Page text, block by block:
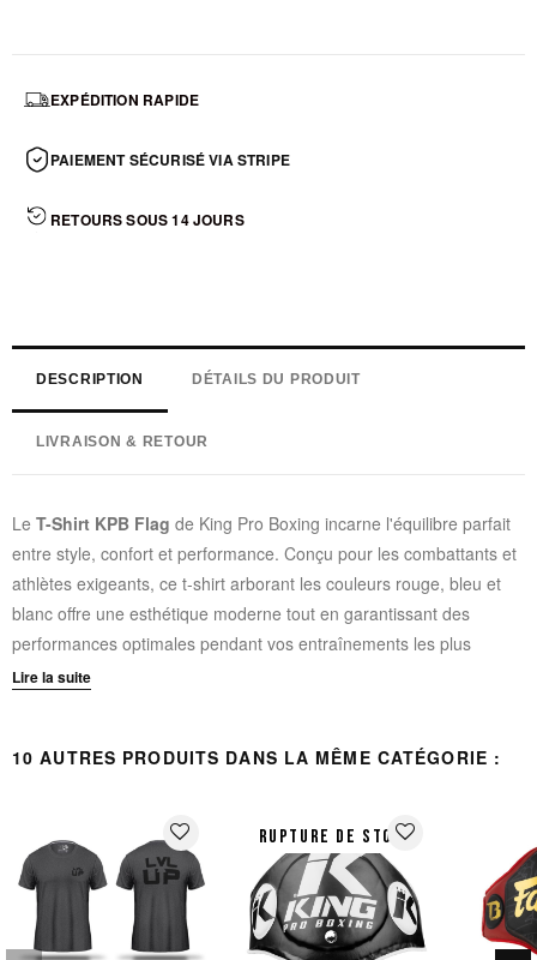
EXPÉDITION RAPIDE
PAIEMENT SÉCURISÉ VIA STRIPE
RETOURS SOUS 14 JOURS
DESCRIPTION DÉTAILS DU PRODUIT
LIVRAISON & RETOUR
Le T-Shirt KPB Flag de King Pro Boxing incarne l'équilibre parfait
entre style, confort et performance. Conçu pour les combattants et
athlètes exigeants, ce t-shirt arborant les couleurs rouge, bleu et
blanc offre une esthétique moderne tout en garantissant des
performances optimales pendant vos entraînements les plus
intenses.
pour vous maintenir au sec
résistant à la décoloration
Léger et respirant - parfait pour l'entraînement, le sparring
ou le port décontracté
Coupe ergonomique
- permet une liberté de mouvement
totale
Lire la suite
10 AUTRES PRODUITS DANS LA MÊME CATÉGORIE :
favorite_border RUPTURE DE STOCK
favorite_border